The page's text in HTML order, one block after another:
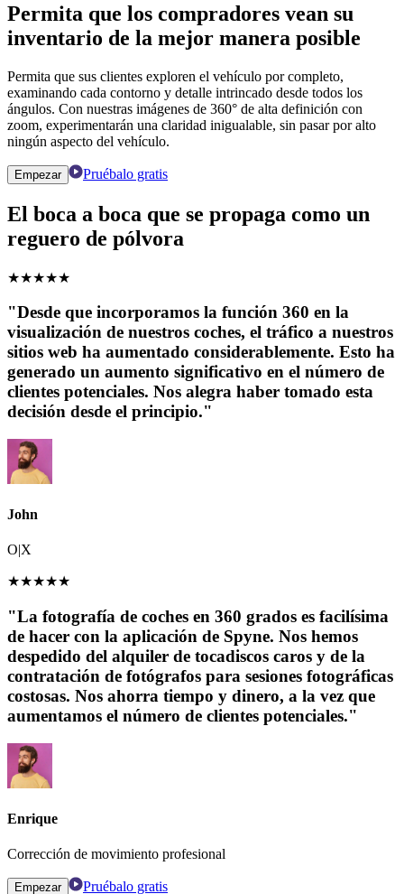
Permita que los compradores vean su
inventario de la mejor manera posible
Permita que sus clientes exploren el vehículo por completo,
examinando cada contorno y detalle intrincado desde todos los
ángulos. Con nuestras imágenes de 360° de alta definición con
zoom, experimentarán una claridad inigualable, sin pasar por alto
ningún aspecto del vehículo.
Empezar Pruébalo gratis
El boca a boca que se propaga como un
reguero de pólvora
★★★★★
"Desde que incorporamos la función 360 en la
visualización de nuestros coches, el tráfico a nuestros
sitios web ha aumentado considerablemente. Esto ha
generado un aumento significativo en el número de
clientes potenciales. Nos alegra haber tomado esta
decisión desde el principio."
John
O|X
★★★★★
"La fotografía de coches en 360 grados es facilísima
de hacer con la aplicación de Spyne. Nos hemos
despedido del alquiler de tocadiscos caros y de la
contratación de fotógrafos para sesiones fotográficas
costosas. Nos ahorra tiempo y dinero, a la vez que
aumentamos el número de clientes potenciales."
Enrique
Corrección de movimiento profesional
Empezar Pruébalo gratis